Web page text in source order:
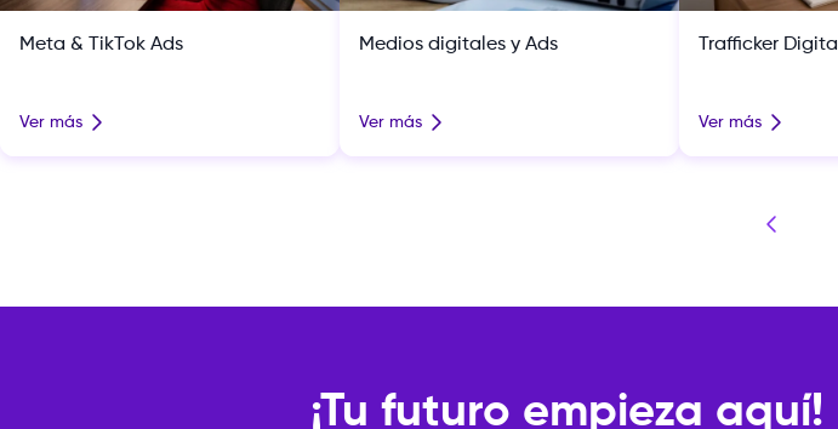
Meta & TikTok Ads
Ver más
Medios digitales y Ads
Ver más
Trafficker Digital
Ver más
¡Tu futuro empieza aquí!